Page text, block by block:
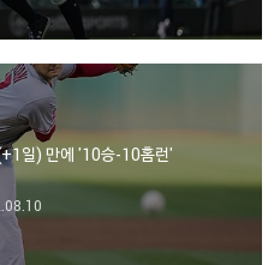
일) 만에 '10승-10홈런'